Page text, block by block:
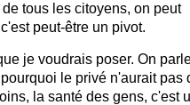
tous les citoyens, on peut
peut-être un pivot.
je voudrais poser. On
le privé n'aurait pas
la santé des gens, c'est